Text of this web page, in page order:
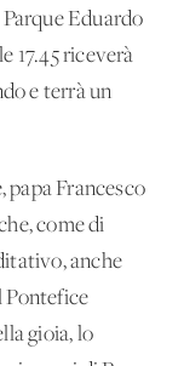
Eduardo
17.45 riceverà
e terrà un
papa Francesco
come di
anche
Pontefice
gioia, lo